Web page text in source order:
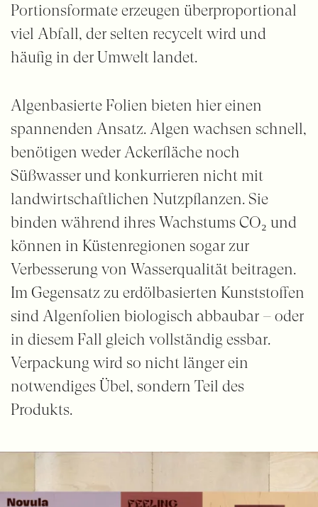
Portionsformate erzeugen überproportional
viel Abfall, der selten recycelt wird und
häufig in der Umwelt landet.
Algenbasierte Folien bieten hier einen
spannenden Ansatz. Algen wachsen schnell,
benötigen weder Ackerfläche noch
Süßwasser und konkurrieren nicht mit
landwirtschaftlichen Nutzpflanzen. Sie
binden während ihres Wachstums CO₂ und
können in Küstenregionen sogar zur
Verbesserung von Wasserqualität beitragen.
Im Gegensatz zu erdölbasierten Kunststoffen
sind Algenfolien biologisch abbaubar – oder
in diesem Fall gleich vollständig essbar.
Verpackung wird so nicht länger ein
notwendiges Übel, sondern Teil des
Produkts.